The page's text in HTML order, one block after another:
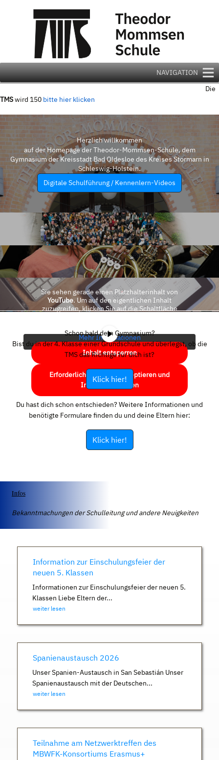
NAVIGATION
Die
TMSwird 150 bitte hier klicken
Herzlich willkommen
auf der Homepage der Theodor-Mommsen-Schule, dem
Gymnasium der Kreisstadt Bad Oldesloe des Kreises Stormarn in
Schleswig-Holstein.
Digitale Schulführung / Kennenlern-Videos
Sie sehen gerade einen Platzhalterinhalt von
YouTube. Um auf den eigentlichen Inhalt
zuzugreifen, klicken Sie auf die Schaltfläche
Mehr Informationen
Inhalt entsperren
Erforderlichen Service akzeptieren und
Inhalte entsperren
Schon bald dein Gymnasium?
Bist du in der 4. Klasse einer Grundschule und überlegst, ob die
TMS das Richtige für dich ist?
Klick hier!
Du hast dich schon entschieden? Weitere Informationen und
benötigte Formulare finden du und deine Eltern hier:
Klick hier!
Infos
Bekanntmachungen der Schulleitung und andere Neuigkeiten
Information zur Einschulungsfeier der
neuen 5. Klassen
Informationen zur Einschulungsfeier der neuen 5.
Klassen Liebe Eltern der...
weiter lesen
Spanienaustausch 2026
Unser Spanien-Austausch in San Sebastián Unser
Spanienaustausch mit der Deutschen...
weiter lesen
Teilnahme am Netzwerktreffen des
MBWFK-Konsortiums Erasmus+